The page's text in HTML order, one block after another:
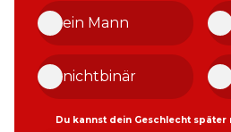
ein Mann
nichtbinär
Du kannst dein Geschlecht